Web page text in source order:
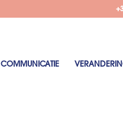
COMMUNICATIE